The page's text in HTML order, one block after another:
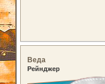
Веда
Рейнджер